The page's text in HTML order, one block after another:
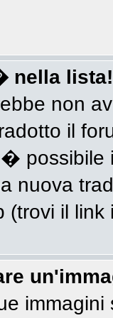
nella lista!
non
il
possibile
nuova
(trovi il